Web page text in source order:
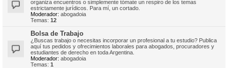
organiza encuentros o simplemente tómate un respiro de los temas
estrictamente jurídicos. Para mí, un cortado.
Moderador: abogadoia
Temas: 12
Bolsa de Trabajo
¿Buscas trabajo o necesitas incorporar un profesional a tu estudio? Publica
aquí tus pedidos y ofrecimientos laborales para abogados, procuradores y
estudiantes de derecho en toda Argentina.
Moderador: abogadoia
Temas: 1